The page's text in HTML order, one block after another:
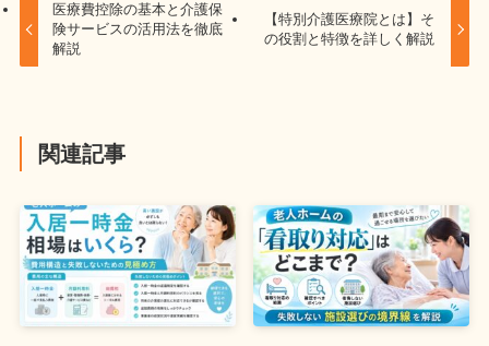
医療費控除の基本と介護保
険サービスの活用法を徹底
解説
【特別介護医療院とは】そ
の役割と特徴を詳しく解説
関連記事